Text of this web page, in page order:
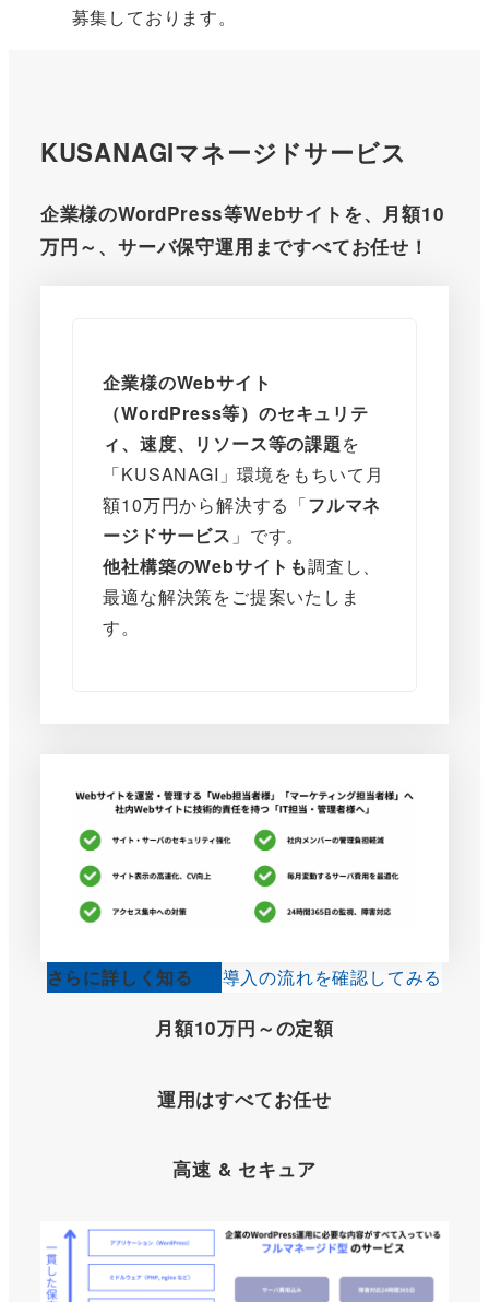
募集しております。
KUSANAGIマネージドサービス
企業様のWordPress等Webサイトを、月額10
万円～、サーバ保守運用まですべてお任せ！
企業様のWebサイト
（WordPress等）のセキュリテ
ィ、速度、リソース等の課題を
「KUSANAGI」環境をもちいて月
額10万円から解決する「フルマネ
ージドサービス 」です。
他社構築のWebサイトも調査し、
最適な解決策をご提案いたしま
す。
さらに詳しく知る 導入の流れを確認してみる
月額10万円～の定額
運用はすべてお任せ
高速 & セキュア